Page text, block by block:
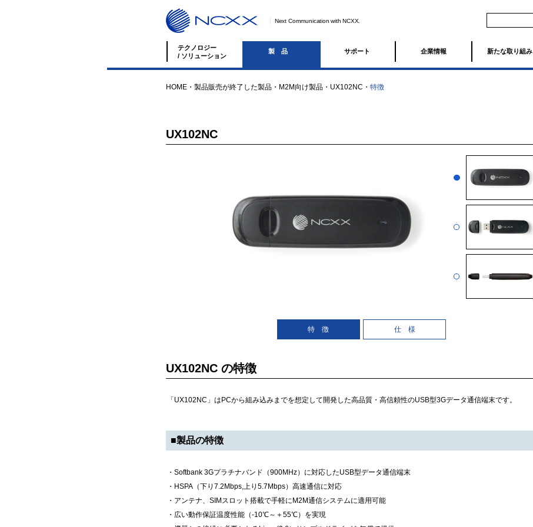
Next Communication with NCXX.
テクノロジー
/ ソリューション
製品 サポート 企業情報 新たな取り組み
HOME ・ 製品販売が終了した製品 ・ M2M向け製品 ・ UX102NC ・ 特徴
UX102NC
特 徴 仕 様
UX102NC の特徴
「UX102NC」はPCから組み込みまでを想定して開発した高品質・高信頼性のUSB型3Gデータ通信端末です。
■製品の特徴
・Softbank 3Gプラチナバンド（900MHz）に対応したUSB型データ通信端末
・HSPA（下り7.2Mbps,上り5.7Mbps）高速通信に対応
・アンテナ、SIMスロット搭載で手軽にM2M通信システムに適用可能
・広い動作保証温度性能（-10℃～＋55℃）を実現